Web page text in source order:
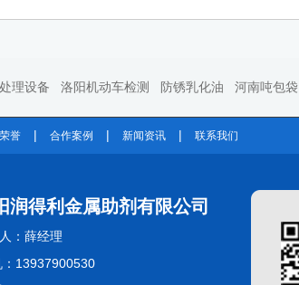
理设备 洛阳机动车检测 防锈乳化油 河南吨包袋
誉 | 合作案例 | 新闻资讯 | 联系我们
润得利金属助剂有限公司
：薛经理
：13937900530